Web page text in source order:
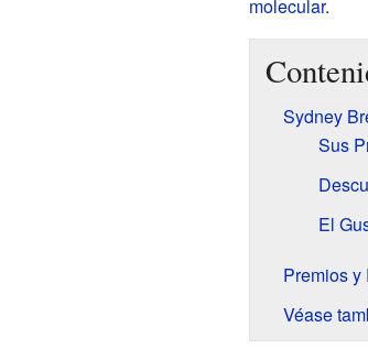
molecular.
Sydney
Sus
El
Premios
Véase